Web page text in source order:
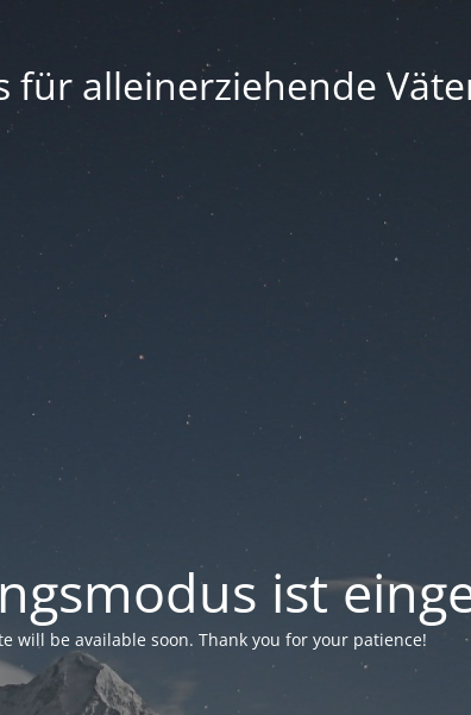
für alleinerziehende
ist
will be available soon. Thank you for your patience!